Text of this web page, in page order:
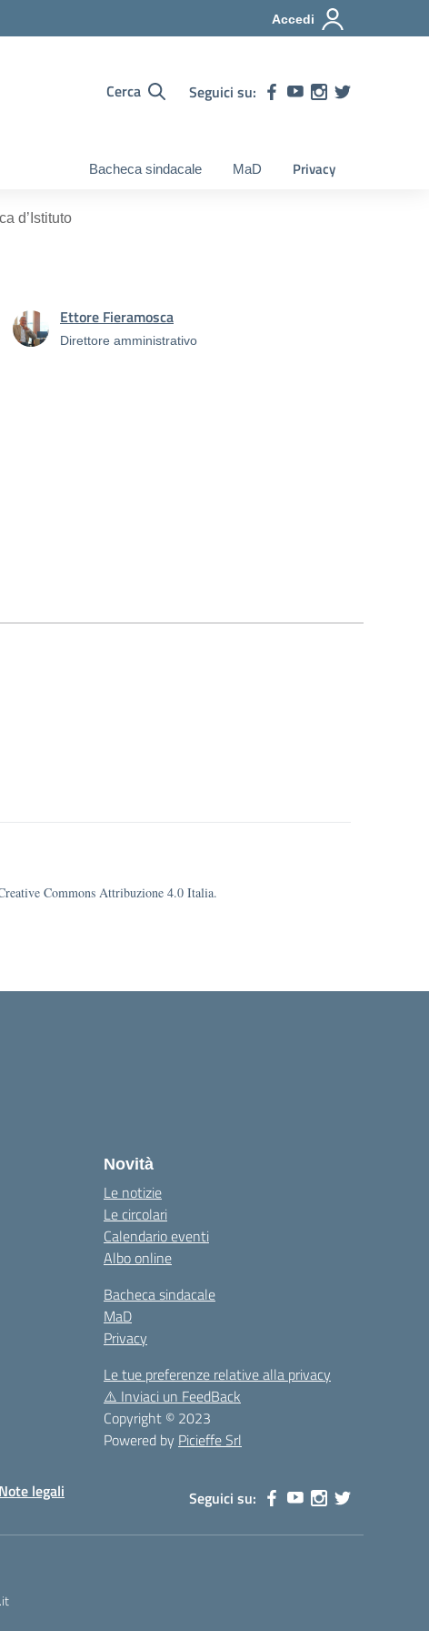
Accedi
Cerca Seguici su:
Bacheca sindacale MaD Privacy
d’Istituto
Ettore Fieramosca
Direttore amministrativo
Commons Attribuzione 4.0 Italia.
Novità
Le notizie
Le circolari
Calendario eventi
Albo online
Bacheca sindacale
MaD
Privacy
Le tue preferenze relative alla privacy
⚠️ Inviaci un FeedBack
Copyright © 2023
Powered by Picieffe Srl
Note legali Seguici su: